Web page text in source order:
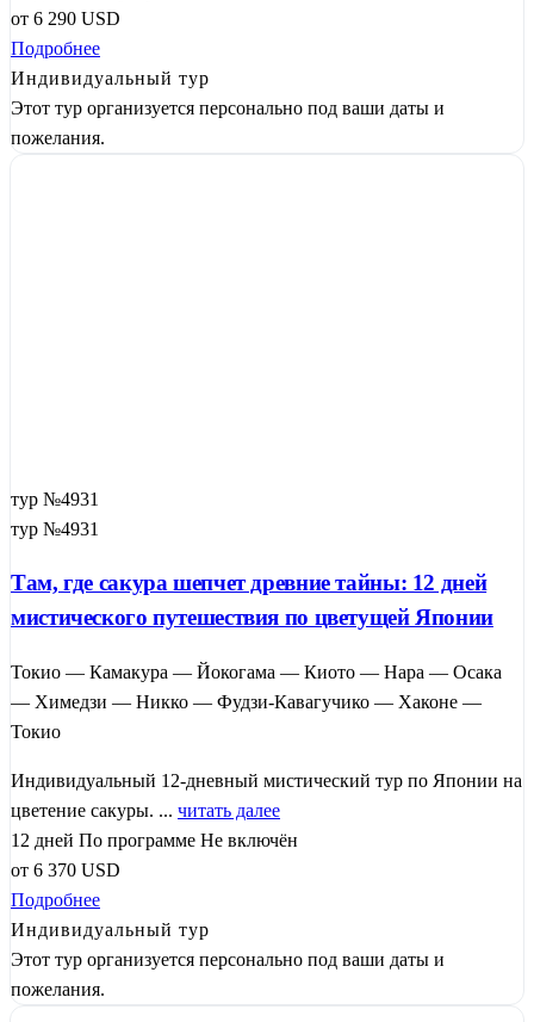
от 6 290 USD
Подробнее
Индивидуальный тур
Этот тур организуется персонально под ваши даты и
пожелания.
тур №4931
тур №4931
Там, где сакура шепчет древние тайны: 12 дней
мистического путешествия по цветущей Японии
Токио — Камакура — Йокогама — Киото — Нара — Осака
— Химедзи — Никко — Фудзи-Кавагучико — Хаконе —
Токио
Индивидуальный 12-дневный мистический тур по Японии на
цветение сакуры. ... читать далее
12 дней По программе Не включён
от 6 370 USD
Подробнее
Индивидуальный тур
Этот тур организуется персонально под ваши даты и
пожелания.